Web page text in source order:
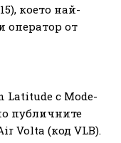
което най-
оператор от
Latitude с Mode-
публичните
Volta (код VLB).